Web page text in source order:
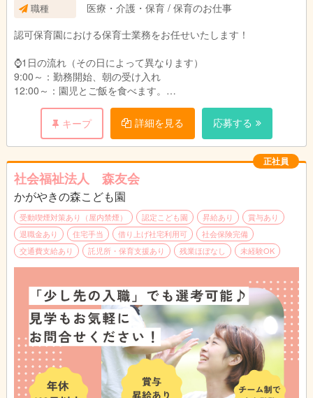
・4年生大学卒：月給261,710円
・2年制短大・専門卒：月給255,710円
給与詳細：
・基本給：167,391円～172,791円
・処遇改善Ⅰ手当：47,697円～47,697円
・処遇改善Ⅱ手当：5,039円～5,039円
・大分市加算手当：998円
・固定残業代15時間分：25,586円～26,186円
※固定残業代は時間外労働の有無にかかわらず、
15時間分を支給。超過分は追加支給
※上記手当に関しては国、行政の事業により変更
する場合あり
別途支給
・役職手当：10,500円～31,000円（主任・副主
任、フロアリーダー）
・通勤手当：公共交通機関利用:定期代 自家用
車:上限16,500円
・こども手当：1.2人目は毎月7,500円。3人目以
降は毎月15,000円（支給条件あり）
・家賃手当(借上げ社宅制度適用対象外の場合)上
限20,000円
＿＿＿＿＿＿＿＿＿＿＿＿＿＿＿＿＿＿＿
シフト例：
・6:45～15:45
・8:00～17:00
・9:00～18:00
・10:00～19:00
・11:00～20:00
※土曜日出勤：月に2~3度程度
職種
医療・介護・保育 / 保育のお仕事
認可保育園における保育士業務をお任せいたします！
⌚1日の流れ（その日によって異なります）
9:00～：勤務開始、朝の受け入れ
12:00～：園児とご飯を食べます。
13:00～：休憩
14:00～：午睡見守り
15:00～：おやつの配膳
17:00～：降園、引き渡し
18:00：勤務終了
★昼食350円（おやつ付き）
★動きやすい服装で勤務OK!（制服等はございません。）
★実地試験なし
※仕事内容の変更範囲（法人の定める業務）
キープ 詳細を見る 応募する
正社員
社会福祉法人 森友会
かがやきの森こども園
受動喫煙対策あり（屋内禁煙） 認定こども園 昇給あり
賞与あり
退職金あり
住宅手当 借り上げ社宅利用可
社会保険完備
交通費支給あり
託児所・保育支援あり 残業ほぼなし 未経験OK